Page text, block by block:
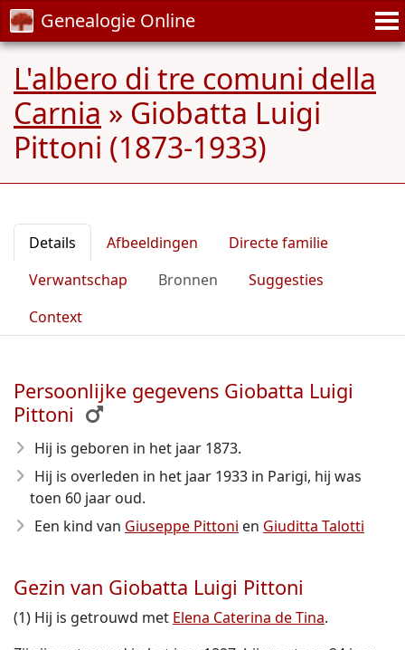
Genealogie Online
L'albero di tre comuni della
Carnia » Giobatta Luigi
Pittoni (1873-1933)
Details Afbeeldingen
Directe familie
Verwantschap
Bronnen
Suggesties
Context
Persoonlijke gegevens Giobatta Luigi
Pittoni
Hij is geboren in het jaar 1873.
Hij is overleden in het jaar 1933 in Parigi, hij was
toen 60 jaar oud.
Een kind van Giuseppe Pittoni en Giuditta Talotti
Gezin van Giobatta Luigi Pittoni
(1) Hij is getrouwd met Elena Caterina de Tina.